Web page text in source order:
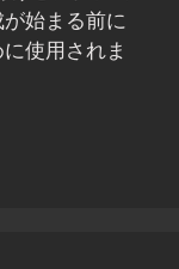
始まる前に
使用されま